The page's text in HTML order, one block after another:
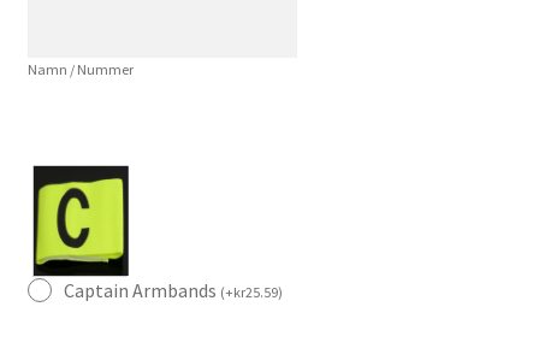
Tröja
mängd
Namn / Nummer
Captain Armbands (+kr25.59)